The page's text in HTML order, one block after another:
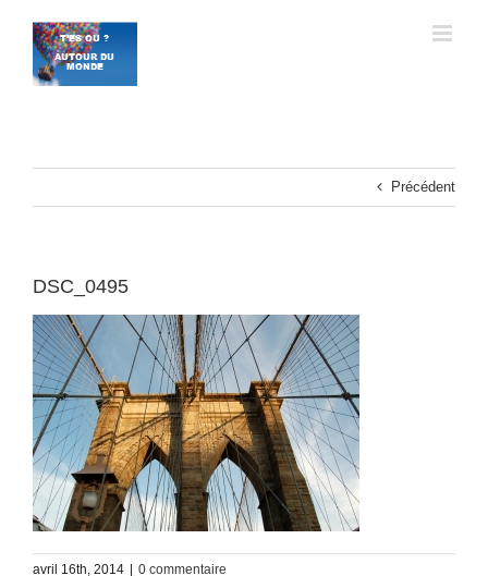
contenu
Précédent
DSC_0495
avril 16th, 2014 0 commentaire